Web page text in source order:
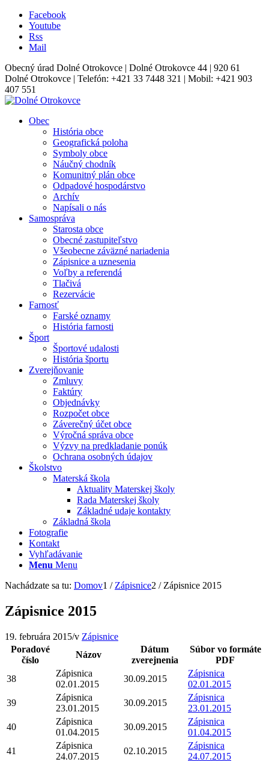
Facebook
Youtube
Rss
Mail
Obecný úrad Dolné Otrokovce | Dolné Otrokovce 44 | 920 61
Dolné Otrokovce | Telefón: +421 33 7448 321 | Mobil: +421 903
407 551
Obec
História obce
Geografická poloha
Symboly obce
Náučný chodník
Komunitný plán obce
Odpadové hospodárstvo
Archív
Napísali o nás
Samospráva
Starosta obce
Obecné zastupiteľstvo
Všeobecne záväzné nariadenia
Zápisnice a uznesenia
Voľby a referendá
Tlačivá
Rezervácie
Farnosť
Farské oznamy
História farnosti
Šport
Športové udalosti
História športu
Zverejňovanie
Zmluvy
Faktúry
Objednávky
Rozpočet obce
Záverečný účet obce
Výročná správa obce
Výzvy na predkladanie ponúk
Ochrana osobných údajov
Školstvo
Materská škola
Aktuality Materskej školy
Rada Materskej školy
Základné udaje kontakty
Základná škola
Fotografie
Kontakt
Vyhľadávanie
Menu Menu
Nachádzate sa tu: Domov1 / Zápisnice2 / Zápisnice 2015
Zápisnice 2015
19. februára 2015/v Zápisnice
Poradové
číslo
Názov
Dátum
zverejnenia
Súbor vo formáte
PDF
38
Zápisnica
02.01.2015
30.09.2015
Zápisnica
02.01.2015
39
Zápisnica
23.01.2015
30.09.2015
Zápisnica
23.01.2015
40
Zápisnica
01.04.2015
30.09.2015
Zápisnica
01.04.2015
41
Zápisnica
24.07.2015
02.10.2015
Zápisnica
24.07.2015